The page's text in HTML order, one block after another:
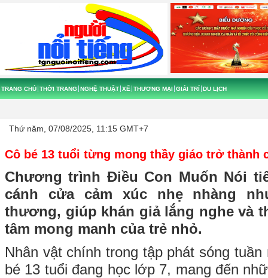
TRANG CHỦ THỜI TRANG NGHỆ THUẬT XẾ THƯƠNG MẠI GIẢI TRÍ DU LỊCH
Thứ năm, 07/08/2025, 11:15 GMT+7
Cô bé 13 tuổi từng mong thầy giáo trở thành
Chương trình Điều Con Muốn Nói
cánh cửa cảm xúc nhẹ nhàng
thương, giúp khán giả lắng nghe và
tâm mong manh của trẻ nhỏ.
Nhân vật chính trong tập phát sóng
bé 13 tuổi đang học lớp 7, mang đến